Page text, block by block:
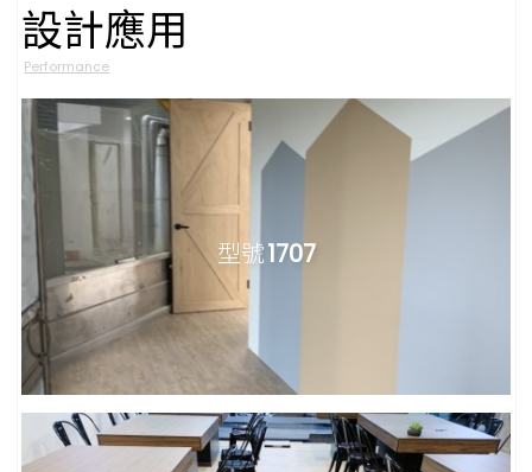
設計應用
Performance
型號1707